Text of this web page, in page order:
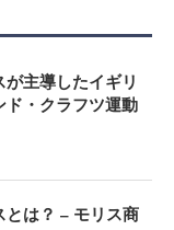
主導したイギリ
ド・クラフツ運動
は？ – モリス商